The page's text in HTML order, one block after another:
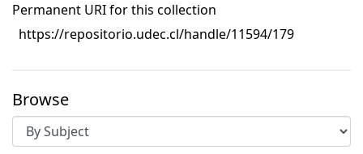
Permanent URI for this collection
https://repositorio.udec.cl/handle/11594/179
Browse